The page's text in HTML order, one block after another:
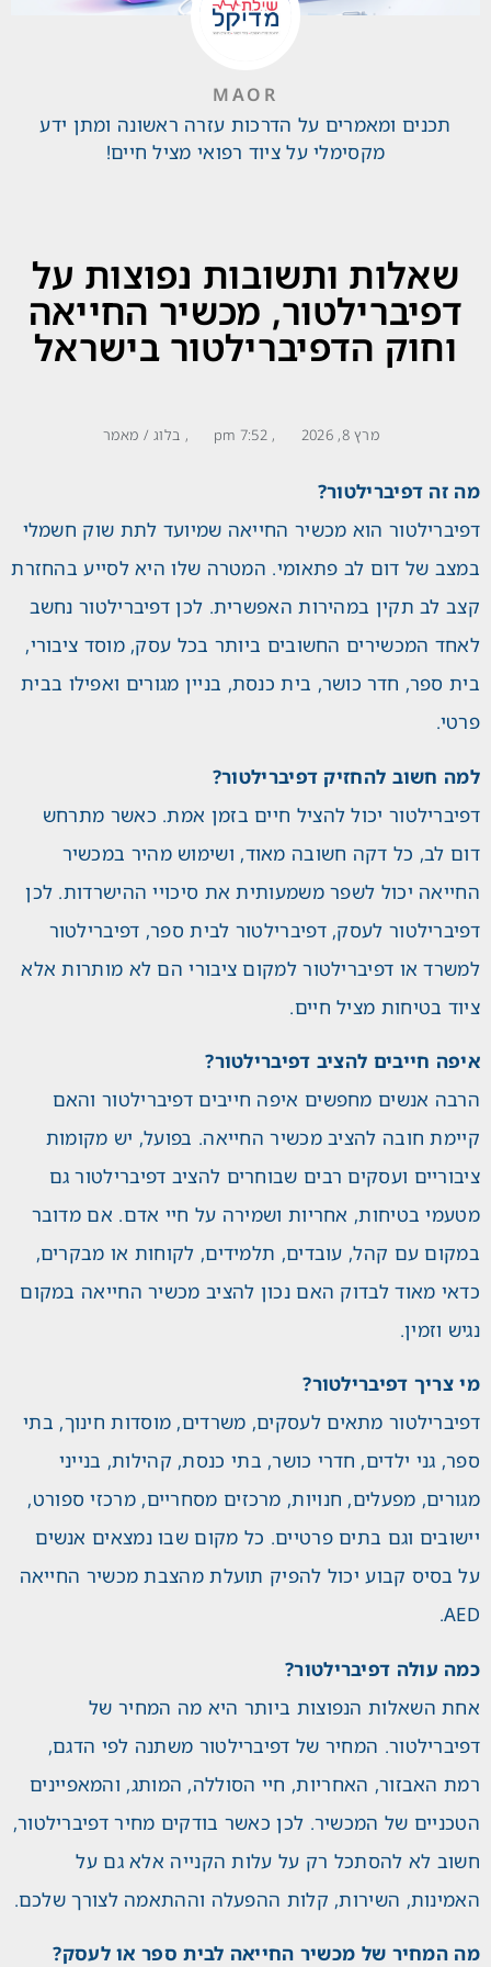
MAOR
תכנים ומאמרים על הדרכות עזרה ראשונה ומתן ידע
מקסימלי על ציוד רפואי מציל חיים!
שאלות ותשובות נפוצות על
דפיברילטור, מכשיר החייאה
וחוק הדפיברילטור בישראל
מרץ 8, 2026 ,
7:52 pm
, בלוג / מאמר
מה זה דפיברילטור?
דפיברילטור הוא מכשיר החייאה שמיועד לתת שוק חשמלי
במצב של דום לב פתאומי. המטרה שלו היא לסייע בהחזרת
קצב לב תקין במהירות האפשרית. לכן דפיברילטור נחשב
לאחד המכשירים החשובים ביותר בכל עסק, מוסד ציבורי,
בית ספר, חדר כושר, בית כנסת, בניין מגורים ואפילו בבית
פרטי.
למה חשוב להחזיק דפיברילטור?
דפיברילטור יכול להציל חיים בזמן אמת. כאשר מתרחש
דום לב, כל דקה חשובה מאוד, ושימוש מהיר במכשיר
החייאה יכול לשפר משמעותית את סיכויי ההישרדות. לכן
דפיברילטור לעסק, דפיברילטור לבית ספר, דפיברילטור
למשרד או דפיברילטור למקום ציבורי הם לא מותרות אלא
ציוד בטיחות מציל חיים.
איפה חייבים להציב דפיברילטור?
הרבה אנשים מחפשים איפה חייבים דפיברילטור והאם
קיימת חובה להציב מכשיר החייאה. בפועל, יש מקומות
ציבוריים ועסקים רבים שבוחרים להציב דפיברילטור גם
מטעמי בטיחות, אחריות ושמירה על חיי אדם. אם מדובר
במקום עם קהל, עובדים, תלמידים, לקוחות או מבקרים,
כדאי מאוד לבדוק האם נכון להציב מכשיר החייאה במקום
נגיש וזמין.
מי צריך דפיברילטור?
דפיברילטור מתאים לעסקים, משרדים, מוסדות חינוך, בתי
ספר, גני ילדים, חדרי כושר, בתי כנסת, קהילות, בנייני
מגורים, מפעלים, חנויות, מרכזים מסחריים, מרכזי ספורט,
יישובים וגם בתים פרטיים. כל מקום שבו נמצאים אנשים
על בסיס קבוע יכול להפיק תועלת מהצבת מכשיר החייאה
AED.
כמה עולה דפיברילטור?
אחת השאלות הנפוצות ביותר היא מה המחיר של
דפיברילטור. המחיר של דפיברילטור משתנה לפי הדגם,
רמת האבזור, האחריות, חיי הסוללה, המותג, והמאפיינים
הטכניים של המכשיר. לכן כאשר בודקים מחיר דפיברילטור,
חשוב לא להסתכל רק על עלות הקנייה אלא גם על
האמינות, השירות, קלות ההפעלה וההתאמה לצורך שלכם.
מה המחיר של מכשיר החייאה לבית ספר או לעסק?